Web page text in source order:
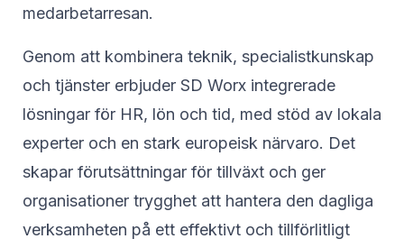
medarbetarresan.
Genom att kombinera teknik, specialistkunskap
och tjänster erbjuder SD Worx integrerade
lösningar för HR, lön och tid, med stöd av lokala
experter och en stark europeisk närvaro. Det
skapar förutsättningar för tillväxt och ger
organisationer trygghet att hantera den dagliga
verksamheten på ett effektivt och tillförlitligt